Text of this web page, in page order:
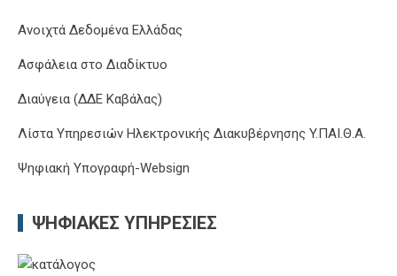
Ανοιχτά Δεδομένα Ελλάδας
Ασφάλεια στο Διαδίκτυο
Διαύγεια (ΔΔΕ Καβάλας)
Λίστα Υπηρεσιών Ηλεκτρονικής Διακυβέρνησης Y.ΠΑΙ.Θ.Α.
Ψηφιακή Υπογραφή-Websign
ΨΗΦΙΑΚΈΣ ΥΠΗΡΕΣΊΕΣ